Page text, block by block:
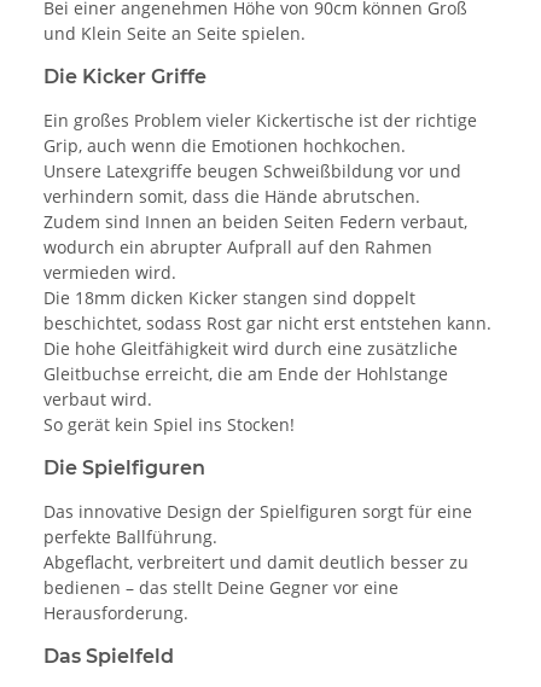
Bei einer angenehmen Höhe von 90cm können Groß
und Klein Seite an Seite spielen.
Die Kicker Griffe
Ein großes Problem vieler Kickertische ist der richtige
Grip, auch wenn die Emotionen hochkochen.
Unsere Latexgriffe beugen Schweißbildung vor und
verhindern somit, dass die Hände abrutschen.
Zudem sind Innen an beiden Seiten Federn verbaut,
wodurch ein abrupter Aufprall auf den Rahmen
vermieden wird.
Die 18mm dicken Kicker stangen sind doppelt
beschichtet, sodass Rost gar nicht erst entstehen kann.
Die hohe Gleitfähigkeit wird durch eine zusätzliche
Gleitbuchse erreicht, die am Ende der Hohlstange
verbaut wird.
So gerät kein Spiel ins Stocken!
Die Spielfiguren
Das innovative Design der Spielfiguren sorgt für eine
perfekte Ballführung.
Abgeflacht, verbreitert und damit deutlich besser zu
bedienen – das stellt Deine Gegner vor eine
Herausforderung.
Das Spielfeld